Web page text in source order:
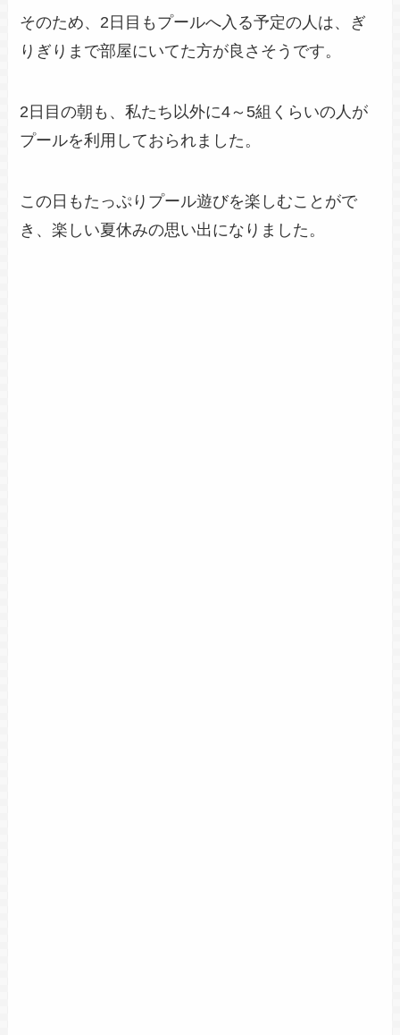
そのため、2日目もプールへ入る予定の人は、ぎ
りぎりまで部屋にいてた方が良さそうです。
2日目の朝も、私たち以外に4～5組くらいの人が
プールを利用しておられました。
この日もたっぷりプール遊びを楽しむことがで
き、楽しい夏休みの思い出になりました。